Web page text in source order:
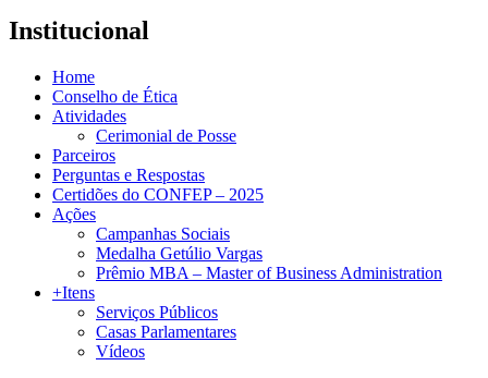
Institucional
Home
Conselho de Ética
Atividades
Cerimonial de Posse
Parceiros
Perguntas e Respostas
Certidões do CONFEP – 2025
Ações
Campanhas Sociais
Medalha Getúlio Vargas
Prêmio MBA – Master of Business Administration
+Itens
Serviços Públicos
Casas Parlamentares
Vídeos